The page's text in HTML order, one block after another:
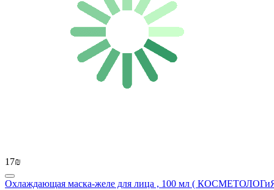
17₪
Охлаждающая маска-желе для лица , 100 мл (